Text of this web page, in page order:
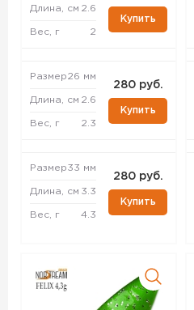
Длина, см 2.6
Вес, г 2
Купить
Размер26 мм
Длина, см 2.6
Вес, г 2.3
280 руб.
Купить
Размер33 мм
Длина, см 3.3
Вес, г 4.3
280 руб.
Купить